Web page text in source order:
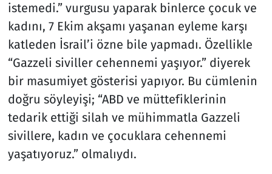
istemedi.” vurgusu yaparak binlerce çocuk ve
kadını, 7 Ekim akşamı yaşanan eyleme karşı
katleden İsrail’i özne bile yapmadı. Özellikle
“Gazzeli siviller cehennemi yaşıyor.” diyerek
bir masumiyet gösterisi yapıyor. Bu cümlenin
doğru söyleyişi; “ABD ve müttefiklerinin
tedarik ettiği silah ve mühimmatla Gazzeli
sivillere, kadın ve çocuklara cehennemi
yaşatıyoruz.” olmalıydı.